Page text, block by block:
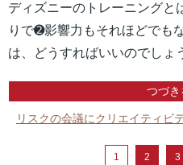
ディズニーのトレーニング
りで➋影響力もそれほどでも
は、どうすればいいのでしょ
つづ
リスクの会議にクリエイティビ
1 2 3